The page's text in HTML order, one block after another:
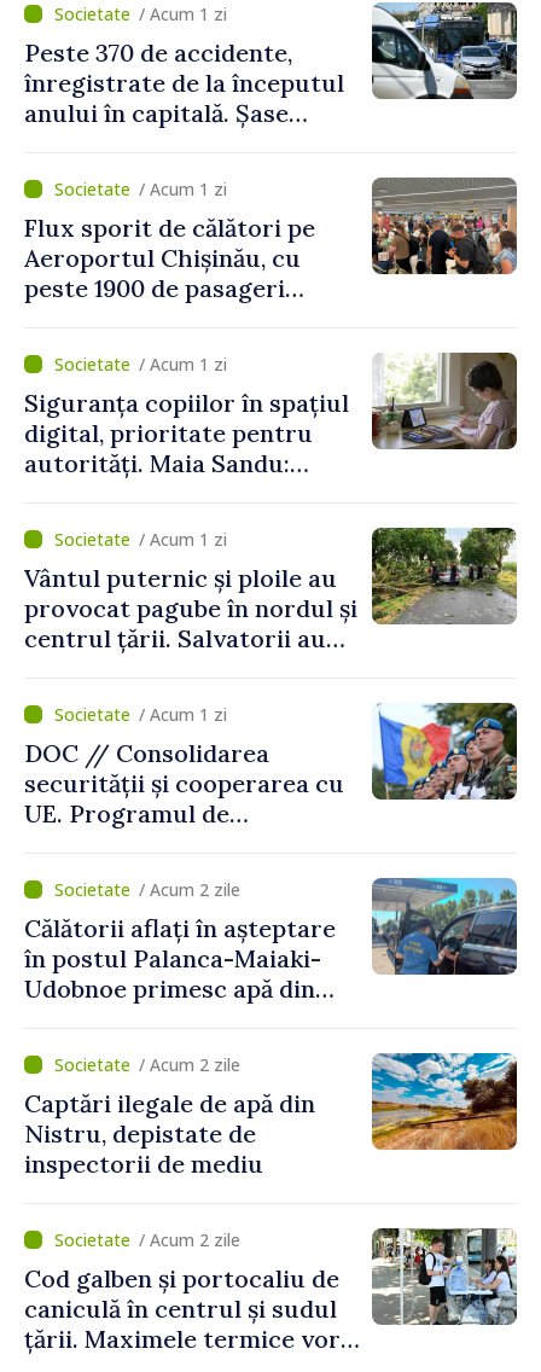
/ Acum 1 zi
Peste 370 de accidente,
înregistrate de la începutul
anului în capitală. Șase
/ Acum 1 zi
Flux sporit de călători pe
Aeroportul Chișinău, cu
peste 1900 de pasageri
de vârf a concediilor
/ Acum 1 zi
Siguranța copiilor în spațiul
digital, prioritate pentru
autorități. Maia Sandu:
mecanisme care să-i
protejeze”/ Acum 1 zi
Vântul puternic și ploile au
provocat pagube în nordul și
centrul țării. Salvatorii au
/ Acum 1 zi
DOC // Consolidarea
securității și cooperarea cu
UE. Programul de
Naționale de Apărare pentru
perioada 2024–2034,
publicat în Monitorul Oficial
/ Acum 2 zile
Călătorii aflați în așteptare
în postul Palanca-Maiaki-
Udobnoe primesc apă din
și a polițiștilor de frontieră
/ Acum 2 zile
Captări ilegale de apă din
Nistru, depistate de
inspectorii de mediu
/ Acum 2 zile
Cod galben și portocaliu de
caniculă în centrul și sudul
țării. Maximele termice vor